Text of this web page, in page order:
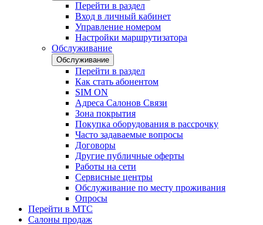
Перейти в раздел
Вход в личный кабинет
Управление номером
Настройки маршрутизатора
Обслуживание
Обслуживание
Перейти в раздел
Как стать абонентом
SIM ON
Адреса Салонов Связи
Зона покрытия
Покупка оборудования в рассрочку
Часто задаваемые вопросы
Договоры
Другие публичные оферты
Работы на сети
Сервисные центры
Обслуживание по месту проживания
Опросы
Перейти в МТС
Салоны продаж